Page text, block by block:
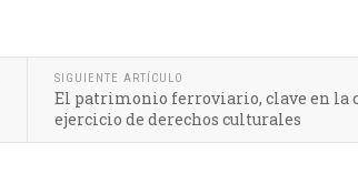
SIGUIENTE ARTÍCULO
El patrimonio ferroviario, clave en la
ejercicio de derechos culturales